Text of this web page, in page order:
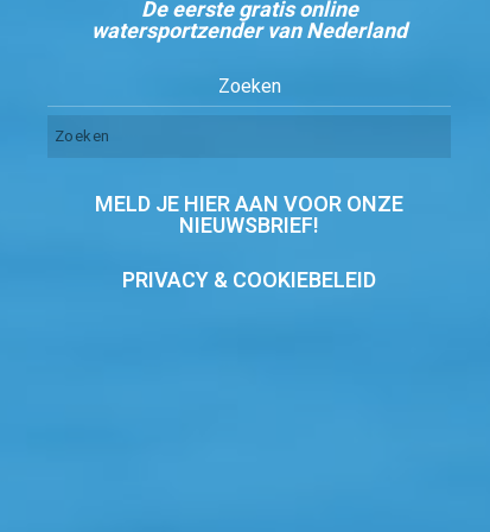
De eerste gratis online
watersportzender van Nederland
Zoeken
MELD JE HIER AAN VOOR ONZE
NIEUWSBRIEF!
PRIVACY & COOKIEBELEID